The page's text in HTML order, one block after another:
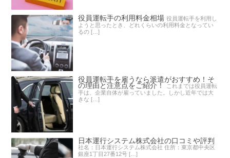
役員運転手の利用料金相場 役員運転手を利用し
ようと思ったとき、どれくらいの利用料金となってい
るの […]
役員運転手を雇うなら派遣がおすすめ！そ
の理由と注意点をご紹介！ これまでは役員運転
手は、企業自体が雇っていました。しかし近年では大
きな […]
日本運行システム株式会社の口コミや評判
社名：日本運行システム株式会社 住所：東京都中央区
銀座1丁目27番12号 […]